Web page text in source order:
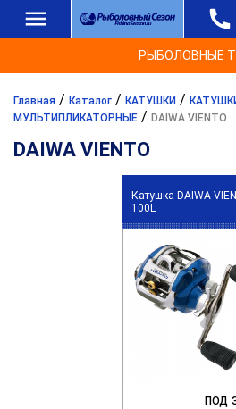
РЫБОЛОВНЫЕ
Главная / Каталог / КАТУШКИ /
МУЛЬТИПЛИКАТОРНЫЕ / DAIWA VIENTO
DAIWA VIENTO
Катушка DAIWA
100L
под